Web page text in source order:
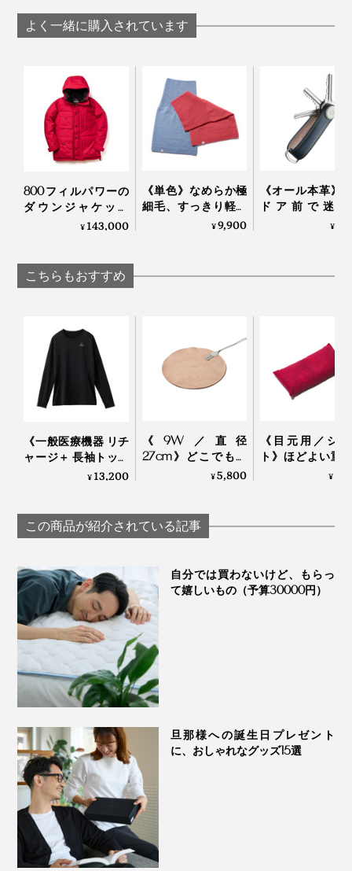
『tet.』オリジナルデザインの外箱つき
『tet.』を立ち上げた、東かがわ市出身の松下文（まつ
した・ふみ）さんは、
「手袋は、繊細な手仕事から生まれます。私たちは、モ
ノを生み出す『手』に注目して、手と、その先に広がる
物語を伝えていく、という想いを込めて、『tet.』と名
づけました」
と話します。
一つひとつの技術の積み重ねから生まれた、“手袋のま
ち”からの贈り物。この冬、ぜひたくさん使ってくださ
い。プレゼントにも、ぜひどうぞ。
よく一緒に購入されています
800フィルパワーの
ダウンジャケット
「南極観測隊モデ
¥143,000
《単色》なめらか極
細毛、すっきり軽い
着け心地の「カシミ
¥9,900
《オール本革》
ドア前で迷
い。“鍵収納”を
¥
こちらもおすすめ
《一般医療機器 リチ
ャージ＋ 長袖トップ
ス》寝ている間に血
リーウエア」｜
VENEX
¥13,200
《9W／直径
27cm》どこでもあ
ったかデスクワー
「USB式ヒーティン
グパッド」｜INKO
¥5,800
《目元用／シ
ト》ほどよい重
蒸気で、じんわ
ー」｜INATURA
チュラ
¥
この商品が紹介されている記事
自分では買わないけど、もらっ
て嬉しいもの（予算30000円）
旦那様への誕生日プレゼント
に、おしゃれなグッズ15選